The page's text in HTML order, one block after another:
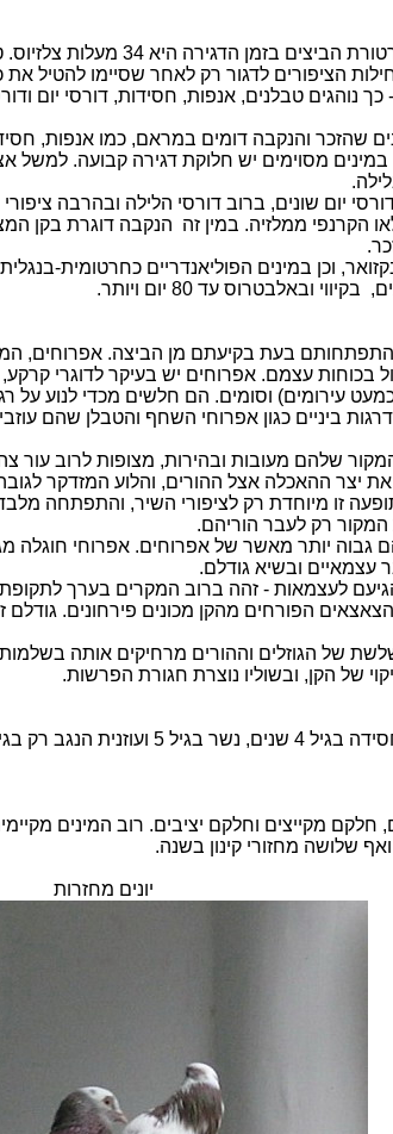
הדגירה מספקת לעובר
הציפורים לדגור רק לאחר שסיימו להטיל
נוהגים טבלנים, אנפות, חסידות, דורסי יום
שהזכר והנקבה דומים במראם, כמו אנפות,
מסוימים יש חלוקת דגירה קבועה. למשל
יום שונים, ברוב דורסי הלילה ובהרבה
הקרנפי ממלזיה. במין זה הנקבה דוגרת בקן
, וכן במינים הפוליאנדריים כחרטומית-
בקיווי ובאלבטרוס עד 80 יום ויותר.
בעת בקיעתם מן הביצה. אפרוחים,
בכוחות עצמם. אפרוחים יש בעיקר לדוגרי קרקע,
כמעט עירומים) וסומים. הם חלשים מכדי לנוע
ביניים כגון אפרוחי השחף והטבלן שהם
המקור שלהם מעובות ובהירות, מצופות לרוב
יצר ההאכלה אצל ההורים, והלוע המזדקר
זו מיוחדת רק לציפורי השיר, והתפתחה
רק לעבר הוריהם.
עצמאיים ובשיא גודלם.
לעצמאות - זהה ברוב המקרים בערך לתקופת
הפורחים מהקן מכונים פירחונים. גודלם
של הגוזלים וההורים מרחיקים אותה
של הקן, ובשוליו נוצרת חגורת הפרשות.
נשר בגיל 5
ועוזנית
מקייצים וחלקם יציבים. רוב המינים
שלושה מחזורי קינון בשנה.
יונים מחזרות